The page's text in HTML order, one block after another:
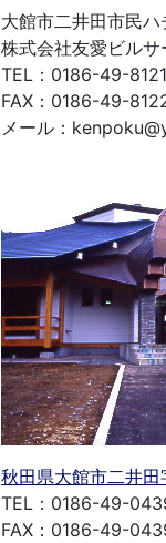
大館市二井田市民
株式会社友愛ビル
TEL：0186-49-8121
FAX：0186-49-
メール：
秋田県大館市二井田
TEL：0186-49-
FAX：0186-49-